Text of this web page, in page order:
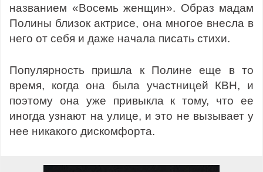
названием «Восемь женщин». Образ мадам
Полины близок актрисе, она многое внесла в
него от себя и даже начала писать стихи.
Популярность пришла к Полине еще в то
время, когда она была участницей КВН, и
поэтому она уже привыкла к тому, что ее
иногда узнают на улице, и это не вызывает у
нее никакого дискомфорта.